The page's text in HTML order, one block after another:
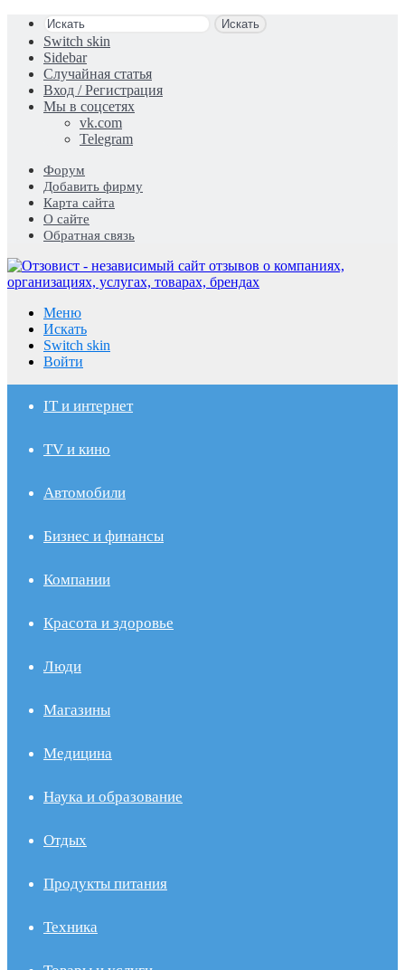
Искать
Switch skin
Sidebar
Случайная статья
Вход / Регистрация
Мы в соцсетях
vk.com
Telegram
Форум
Добавить фирму
Карта сайта
О сайте
Обратная связь
Меню
Искать
Switch skin
Войти
IT и интернет
TV и кино
Автомобили
Бизнес и финансы
Компании
Красота и здоровье
Люди
Магазины
Медицина
Наука и образование
Отдых
Продукты питания
Техника